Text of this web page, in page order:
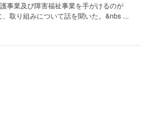
事業及び障害福祉事業を手がけるのが
取り組みについて話を聞いた。&nbs ...